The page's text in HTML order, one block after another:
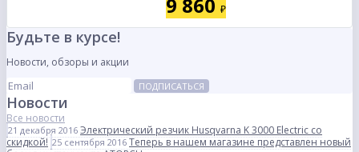
₽
Будьте в курсе!
Новости, обзоры и акции
ПОДПИСАТЬСЯ
Новости
Все новости
21 декабря 2016 Электрический резчик Husqvarna K 3000 Electric со
скидкой! 25 сентября 2016 Теперь в нашем магазине представлен новый